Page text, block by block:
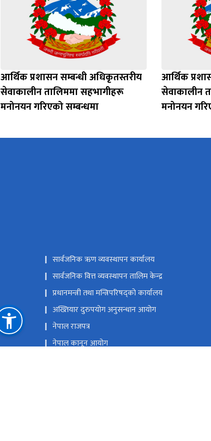
आर्थिक प्रशासन सम्बन्धी अधिकृतस्तरीय
सेवाकालीन तालिममा सहभागीहरू
मनोनयन गरिएको सम्बन्धमा
आर्थिक
सेवाकालीन
मनोनयन
सार्वजनिक ऋण व्यवस्थापन कार्यालय
सार्वजनिक वित्त व्यवस्थापन तालिम केन्द्र
प्रधानमन्त्री तथा मन्त्रिपरिषद्को कार्यालय
अख्तियार दुरुपयोग अनुसन्धान आयोग
नेपाल राजपत्र
नेपाल कानून आयोग